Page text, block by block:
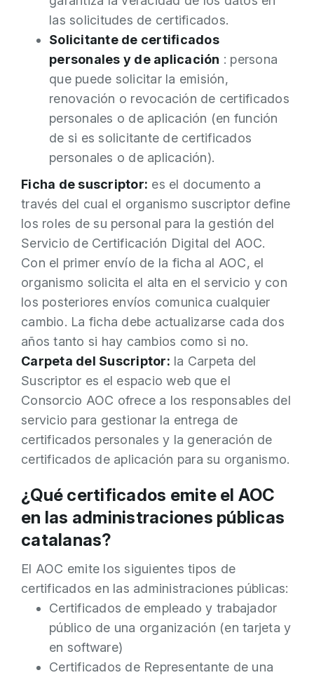
las solicitudes de certificados.
Solicitante de certificados
personales y de aplicación : persona
que puede solicitar la emisión,
renovación o revocación de certificados
personales o de aplicación (en función
de si es solicitante de certificados
personales o de aplicación).
Ficha de suscriptor: es el documento a
través del cual el organismo suscriptor define
los roles de su personal para la gestión del
Servicio de Certificación Digital del AOC.
Con el primer envío de la ficha al AOC, el
organismo solicita el alta en el servicio y con
los posteriores envíos comunica cualquier
cambio. La ficha debe actualizarse cada dos
años tanto si hay cambios como si no.
Carpeta del Suscriptor: la Carpeta del
Suscriptor es el espacio web que el
Consorcio AOC ofrece a los responsables del
servicio para gestionar la entrega de
certificados personales y la generación de
certificados de aplicación para su organismo.
¿Qué certificados emite el AOC
en las administraciones públicas
catalanas?
El AOC emite los siguientes tipos de
certificados en las administraciones públicas:
Certificados de empleado y trabajador
público de una organización (en tarjeta y
en software)
Certificados de Representante de una